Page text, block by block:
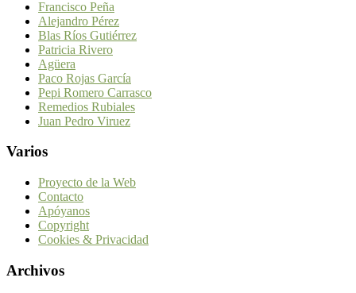
Francisco Peña
Alejandro Pérez
Blas Ríos Gutiérrez
Patricia Rivero
Agüera
Paco Rojas García
Pepi Romero Carrasco
Remedios Rubiales
Juan Pedro Viruez
Varios
Proyecto de la Web
Contacto
Apóyanos
Copyright
Cookies & Privacidad
Archivos